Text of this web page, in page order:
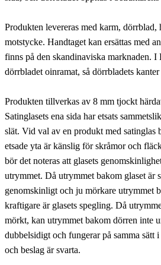
Produkten levereras med karm, dörrblad,
motstycke. Handtaget kan ersättas med
finns på den skandinaviska marknaden.
dörrbladet oinramat, så dörrbladets
Produkten tillverkas av 8 mm tjockt
Satinglasets ena sida har etsats
slät. Vid val av en produkt med satinglas
etsade yta är känslig för skråmor och
bör det noteras att glasets
utrymmet. Då utrymmet bakom glaset är
genomskinligt och ju mörkare utrymmet
kraftigare är glasets spegling. Då
mörkt, kan utrymmet bakom dörren inte
dubbelsidigt och fungerar på samma sätt
och beslag är svarta.